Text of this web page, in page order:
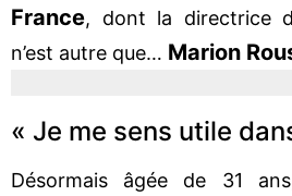
France, dont la directrice
n’est autre que… Marion
« Je me sens utile
Désormais âgée de 31